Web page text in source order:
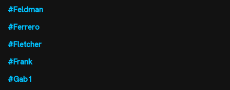
#Feldman
#Ferrero
#Fletcher
#Frank
#Gab1